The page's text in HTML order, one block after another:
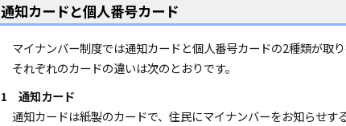
通知カードと個人番号カード
マイナンバー制度では通知カードと個人番号カードの2種類が取り
それぞれのカードの違いは次のとおりです。
1 通知カード
通知カードは紙製のカードで、住民にマイナンバーをお知らせする